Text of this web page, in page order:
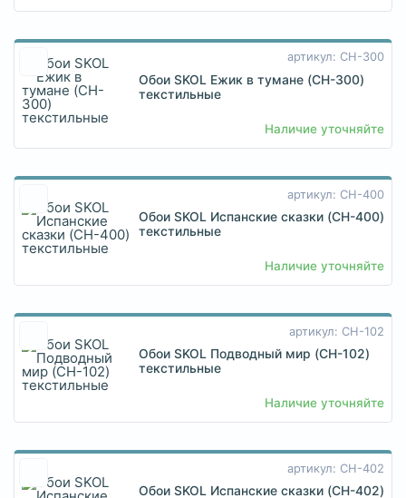
артикул: CH-300
Обои SKOL Ежик в тумане (CH-300)
текстильные
Наличие уточняйте
артикул: CH-400
Обои SKOL Испанские сказки (CH-400)
текстильные
Наличие уточняйте
артикул: CH-102
Обои SKOL Подводный мир (CH-102)
текстильные
Наличие уточняйте
артикул: CH-402
Обои SKOL Испанские сказки (CH-402)